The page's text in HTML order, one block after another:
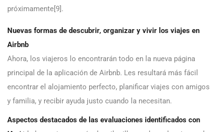
próximamente[9].
Nuevas formas de descubrir, organizar y vivir los viajes en
Airbnb
Ahora, los viajeros lo encontrarán todo en la nueva página
principal de la aplicación de Airbnb. Les resultará más fácil
encontrar el alojamiento perfecto, planificar viajes con amigos
y familia, y recibir ayuda justo cuando la necesitan.
Aspectos destacados de las evaluaciones identificados con